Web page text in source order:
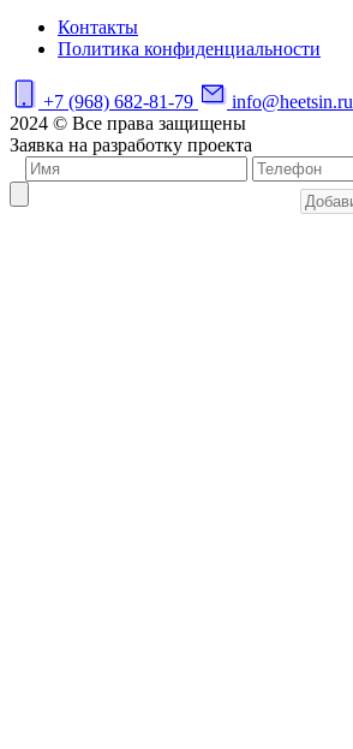
Контакты
Политика конфиденциальности
+7 (968) 682-81-79
info@heetsin.ru
2024 © Все права защищены
Заявка на разработку проекта